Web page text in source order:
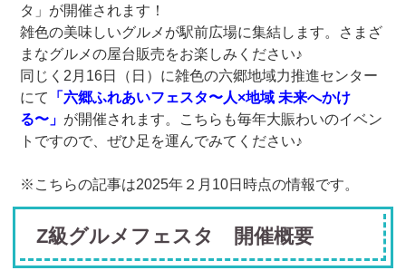
タ」が開催されます！
雑色の美味しいグルメが駅前広場に集結します。さまざ
まなグルメの屋台販売をお楽しみください♪
同じく2月16日（日）に雑色の六郷地域力推進センター
にて
「六郷ふれあいフェスタ〜人×地域 未来へかけ
る〜」 が開催されます。こちらも毎年大賑わいのイベン
トですので、ぜひ足を運んでみてください♪
※こちらの記事は2025年２月10日時点の情報です。
Z級グルメフェスタ 開催概要